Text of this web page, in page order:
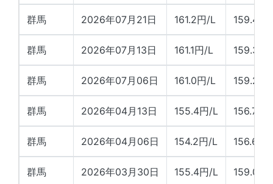
群馬 2026年07月21日 161.2円/L 159.4円
群馬 2026年07月13日 161.1円/L 159.3円
群馬 2026年07月06日 161.0円/L 159.2円
群馬 2026年04月13日 155.4円/L 156.7円/
群馬 2026年04月06日 154.2円/L 156.6円
群馬 2026年03月30日 155.4円/L 159.0円